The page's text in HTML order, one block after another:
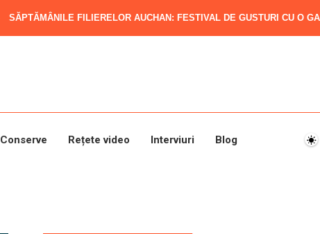
SĂPTĂMÂNILE FILIERELOR AUCHAN: FESTIVAL DE GUSTURI CU O
Conserve Rețete video Interviuri Blog